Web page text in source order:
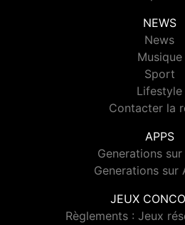
NEWS
News
Musique
Sport
Lifestyle
Contacter la
APPS
Generations sur
Generations sur
JEUX
Règlements : Jeux